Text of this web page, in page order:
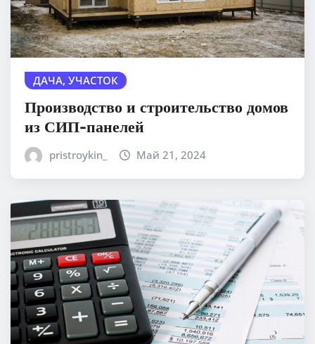
ДАЧА, УЧАСТОК
Производство и строительство домов
из СИП-панелей
pristroykin_ Май 21, 2024